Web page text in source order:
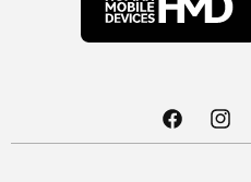
Facebook